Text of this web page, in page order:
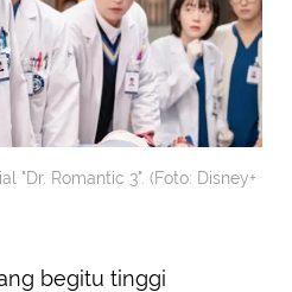
"Dr. Romantic 3". (Foto: Disney+
begitu tinggi